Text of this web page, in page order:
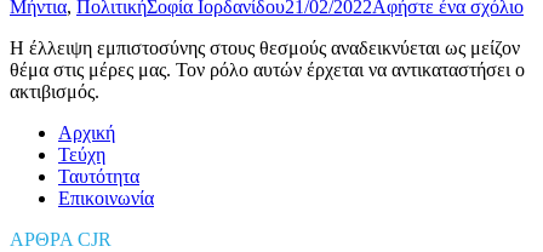
Μήντια, ΠολιτικήΣοφία Ιορδανίδου21/02/2022Αφήστε ένα σχόλιο
Η έλλειψη εμπιστοσύνης στους θεσμούς αναδεικνύεται ως μείζον
θέμα στις μέρες μας. Τον ρόλο αυτών έρχεται να αντικαταστήσει ο
ακτιβισμός.
Αρχική
Τεύχη
Ταυτότητα
Επικοινωνία
ΑΡΘΡΑ CJR